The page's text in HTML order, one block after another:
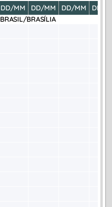
DD/MM
DD/MM
DD/MM
DD/
BRASIL/BRASÍLIA